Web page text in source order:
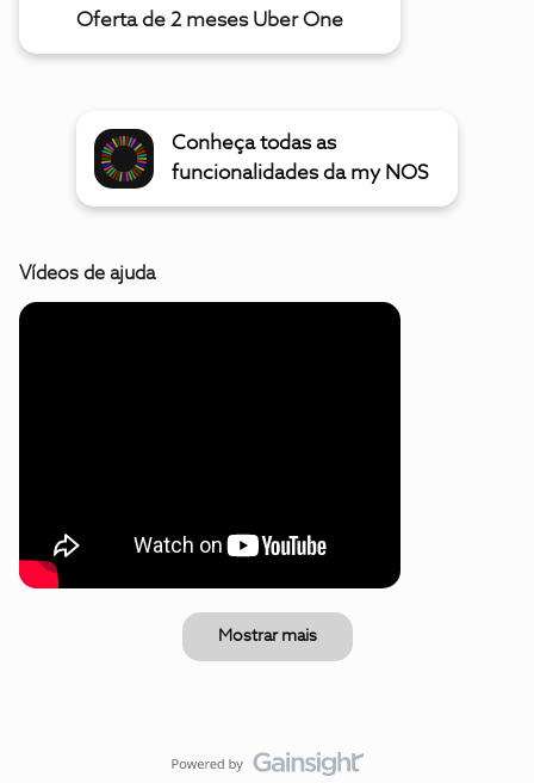
Oferta de 2 meses Uber One
Conheça todas as
funcionalidades da my NOS
Vídeos de ajuda
Mostrar mais